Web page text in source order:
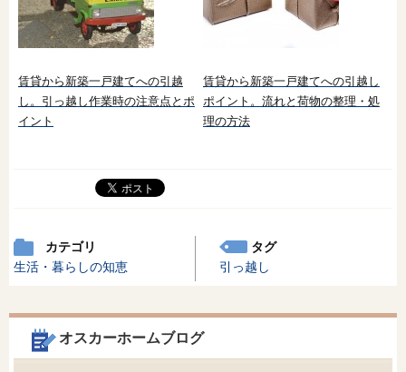
賃貸から新築一戸建てへの引越
し。引っ越し作業時の注意点とポ
イント
賃貸から新築一戸建てへの引越し
ポイント。流れと荷物の整理・処
理の方法
カテゴリ
生活・暮らしの知恵
タグ
引っ越し
オスカーホームブログ